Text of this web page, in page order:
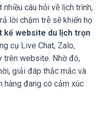
câu hỏi về lịch trình,
lời chậm trễ sẽ khiến họ
kế website du lịch trọn
cụ Live Chat, Zalo,
trên website. Nhờ đó,
giải đáp thắc mắc và
hàng đang có cảm xúc